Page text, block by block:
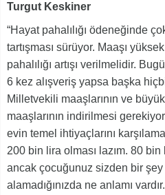
Turgut Keskiner
“Hayat pahalılığı ödeneğinde
tartışması sürüyor. Maaşı
pahalılığı artışı verilmelidir.
6 kez alışveriş yapsa başka
Milletvekili maaşlarının ve
maaşlarının indirilmesi
evin temel ihtiyaçlarını
200 bin lira olması lazım. 80
ancak çocuğunuz sizden bir
alamadığınızda ne anlamı